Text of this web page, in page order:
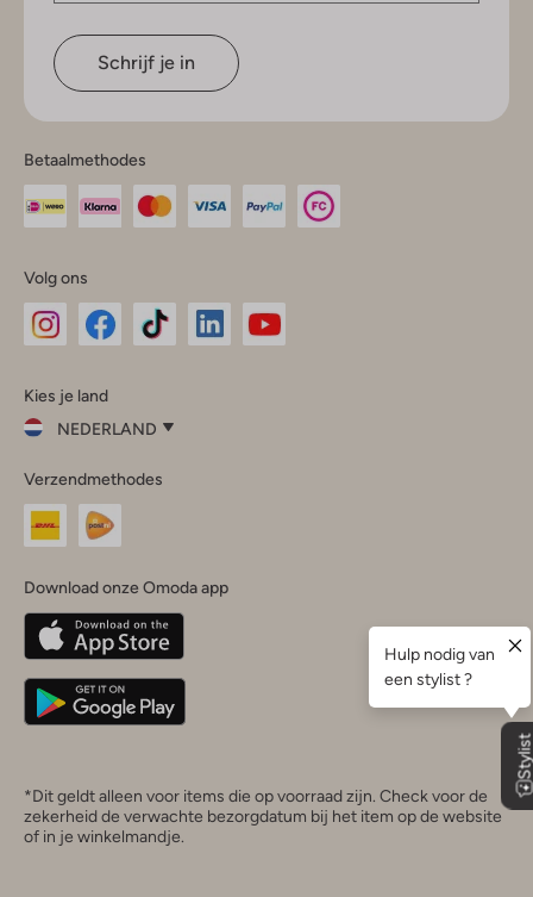
Schrijf je in
Betaalmethodes
Volg ons
InstagramFacebook
Kies je land
NEDERLAND
je
land
Nederland
Belgique(Français)
Deutschland
Verzendmethodes
Download onze Omoda app
*Dit geldt alleen voor items die op voorraad zijn. Check voor de
zekerheid de verwachte bezorgdatum bij het item op de website
of in je winkelmandje.